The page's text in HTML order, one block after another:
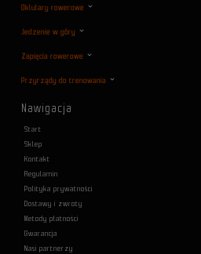
Oklulary rowerowe
Jedzenie w góry
Zapięcia rowerowe
Przyrządy do trenowania
Nawigacja
Start
Sklep
Kontakt
Regulamin
Polityka prywatności
Dostawy i zwroty
Metody płatności
Gwarancja
Nasi partnerzy